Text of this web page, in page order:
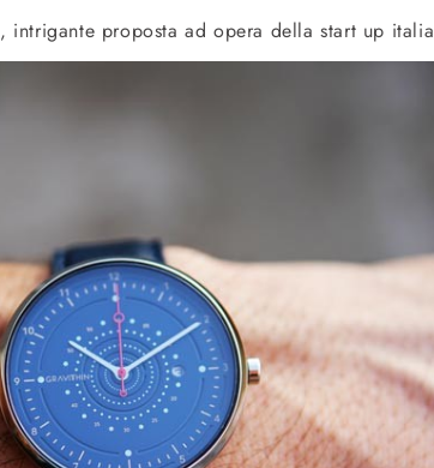
, intrigante proposta ad opera della start up